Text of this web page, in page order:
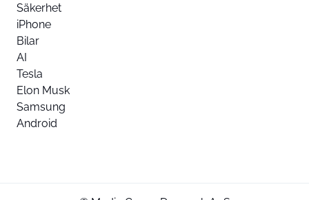
Säkerhet
iPhone
Bilar
AI
Tesla
Elon Musk
Samsung
Android